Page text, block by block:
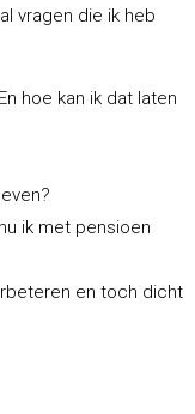
vragen die ik heb
hoe kan ik dat laten
ik met pensioen
en toch dicht